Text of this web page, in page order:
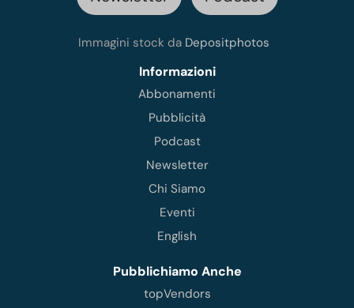
Immagini stock da Depositphotos
Informazioni
Abbonamenti
Pubblicità
Podcast
Newsletter
Chi Siamo
Eventi
English
Pubblichiamo Anche
topVendors